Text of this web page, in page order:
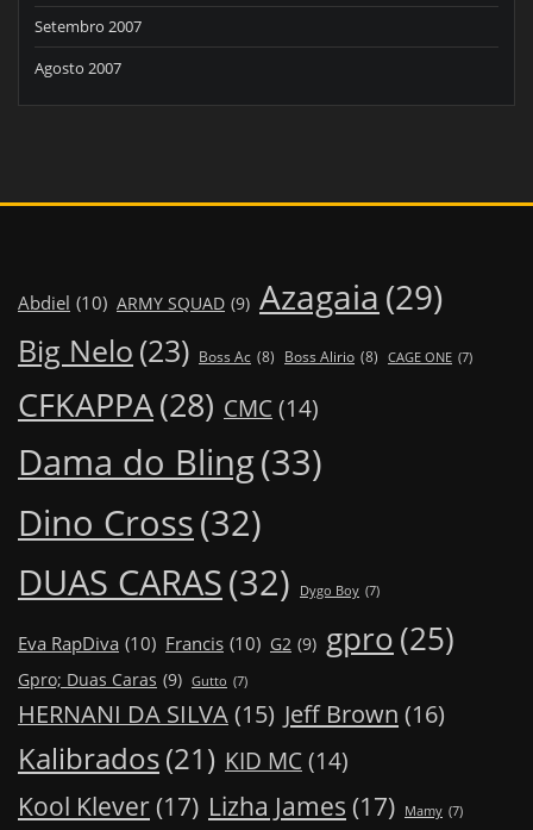
Setembro 2007
Agosto 2007
Abdiel (10) ARMY SQUAD (9) Azagaia (29)
Big Nelo (23) Boss Ac (8) Boss Alirio (8) CAGE ONE (7)
CFKAPPA(28) CMC (14)
Dama do Bling(33)
Dino Cross(32)
DUAS CARAS(32) Dygo Boy (7)
Eva RapDiva (10) Francis (10) G2 (9) gpro(25)
Gpro; Duas Caras (9) Gutto (7)
HERNANI DA SILVA(15) Jeff Brown (16)
Kalibrados(21) KID MC (14)
Kool Klever (17) Lizha James (17) Mamy (7)